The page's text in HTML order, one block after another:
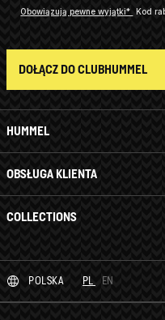
HUMMEL
OBSŁUGA KLIENTA
COLLECTIONS
Obowiązują pewne wyjątki* Kod
DOŁĄCZ DO CLUBHUMMEL
POLSKA PL EN